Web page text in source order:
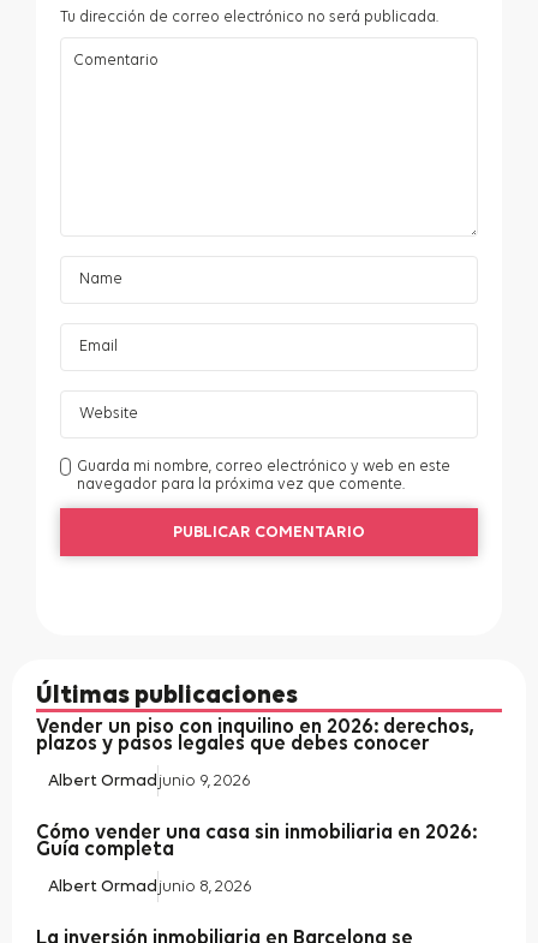
Tu dirección de correo electrónico no será publicada.
Guarda mi nombre, correo electrónico y web en este
navegador para la próxima vez que comente.
Últimas publicaciones
Vender un piso con inquilino en 2026: derechos,
plazos y pasos legales que debes conocer
Albert Ormad junio 9, 2026
Cómo vender una casa sin inmobiliaria en 2026:
Guía completa
Albert Ormad junio 8, 2026